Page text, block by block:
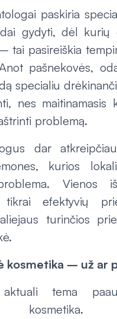
paskiria
gydyti, dėl kurių
tai pasireiškia
pašnekovės,
specialiu
nes maitinamasis
problemą.
dar
kurios
Vienos
efektyvių
turinčios
kosmetika – už ar
tema
kosmetika.